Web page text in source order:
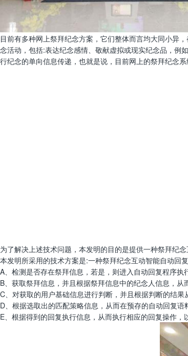
目前有多种网上祭拜纪念方案，它们整体而言均大同小异
念活动，包括:表达纪念感情、敬献虚拟或现实纪念品，例
行纪念的单向信息传递，也就是说，目前网上的祭拜纪念
为了解决上述技术问题，本发明的目的是提供一种祭拜纪念
本发明所采用的技术方案是:一种祭拜纪念互动智能自动回
A、检测是否存在祭拜信息，若是，则进入自动回复程序执
B、获取祭拜信息，并且根据祭拜信息中的纪念人信息，
C、对获取的用户基础信息进行判断，并且根据判断的结果
D、根据选取出的匹配策略信息，从而在预存的自动回复
E、根据得到的回复执行信息，从而执行相应的回复操作，